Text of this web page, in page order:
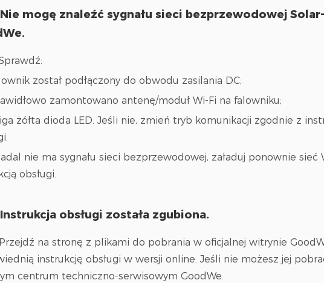
mogę znaleźć sygnału sieci bezprzewodowej
został podłączony do obwodu zasilania DC;
zamontowano antenę/moduł Wi-Fi na falowniku;
żółta dioda LED. Jeśli nie, zmień tryb komunikacji zgodnie z
nie ma sygnału sieci bezprzewodowej, załaduj ponownie sieć
obsługi.
obsługi została zgubiona.
na stronę z plikami do pobrania w oficjalnej witrynie
instrukcję obsługi w wersji online. Jeśli nie możesz jej
centrum techniczno-serwisowym GoodWe.